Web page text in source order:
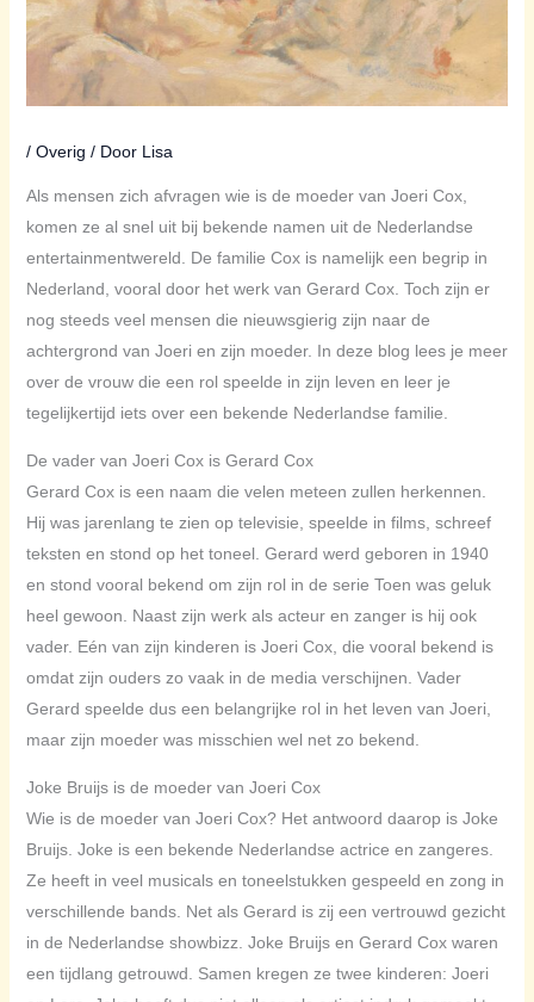
/ Overig / Door Lisa
Als mensen zich afvragen wie is de moeder van Joeri Cox,
komen ze al snel uit bij bekende namen uit de Nederlandse
entertainmentwereld. De familie Cox is namelijk een begrip in
Nederland, vooral door het werk van Gerard Cox. Toch zijn er
nog steeds veel mensen die nieuwsgierig zijn naar de
achtergrond van Joeri en zijn moeder. In deze blog lees je meer
over de vrouw die een rol speelde in zijn leven en leer je
tegelijkertijd iets over een bekende Nederlandse familie.
De vader van Joeri Cox is Gerard Cox
Gerard Cox is een naam die velen meteen zullen herkennen.
Hij was jarenlang te zien op televisie, speelde in films, schreef
teksten en stond op het toneel. Gerard werd geboren in 1940
en stond vooral bekend om zijn rol in de serie Toen was geluk
heel gewoon. Naast zijn werk als acteur en zanger is hij ook
vader. Eén van zijn kinderen is Joeri Cox, die vooral bekend is
omdat zijn ouders zo vaak in de media verschijnen. Vader
Gerard speelde dus een belangrijke rol in het leven van Joeri,
maar zijn moeder was misschien wel net zo bekend.
Joke Bruijs is de moeder van Joeri Cox
Wie is de moeder van Joeri Cox? Het antwoord daarop is Joke
Bruijs. Joke is een bekende Nederlandse actrice en zangeres.
Ze heeft in veel musicals en toneelstukken gespeeld en zong in
verschillende bands. Net als Gerard is zij een vertrouwd gezicht
in de Nederlandse showbizz. Joke Bruijs en Gerard Cox waren
een tijdlang getrouwd. Samen kregen ze twee kinderen: Joeri